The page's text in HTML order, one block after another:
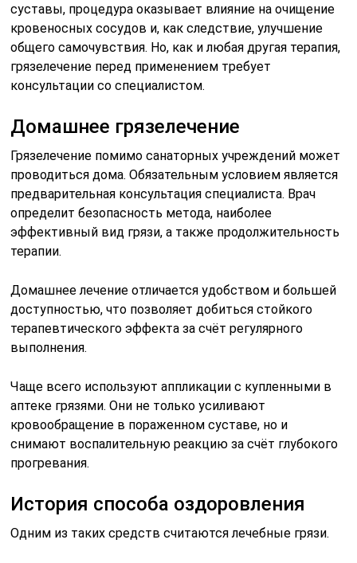
суставы, процедура оказывает влияние на очищение
кровеносных сосудов и, как следствие, улучшение
общего самочувствия. Но, как и любая другая терапия,
грязелечение перед применением требует
консультации со специалистом.
Домашнее грязелечение
Грязелечение помимо санаторных учреждений может
проводиться дома. Обязательным условием является
предварительная консультация специалиста. Врач
определит безопасность метода, наиболее
эффективный вид грязи, а также продолжительность
терапии.
Домашнее лечение отличается удобством и большей
доступностью, что позволяет добиться стойкого
терапевтического эффекта за счёт регулярного
выполнения.
Чаще всего используют аппликации с купленными в
аптеке грязями. Они не только усиливают
кровообращение в пораженном суставе, но и
снимают воспалительную реакцию за счёт глубокого
прогревания.
История способа оздоровления
Одним из таких средств считаются лечебные грязи.